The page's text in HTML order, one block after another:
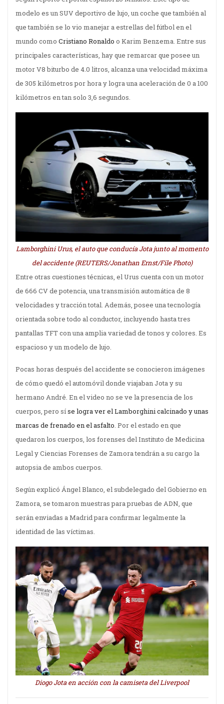
modelo es un SUV deportivo de lujo, un coche que también al
que también se lo vio manejar a estrellas del fútbol en el
mundo como Cristiano Ronaldo o Karim Benzema. Entre sus
principales características, hay que remarcar que posee un
motor V8 biturbo de 4.0 litros, alcanza una velocidad máxima
de 305 kilómetros por hora y logra una aceleración de 0 a 100
kilómetros en tan solo 3,6 segundos.
Lamborghini Urus, el auto que conducía Jota junto al momento
del accidente (REUTERS/Jonathan Ernst/File Photo)
Entre otras cuestiones técnicas, el Urus cuenta con un motor
de 666 CV de potencia, una transmisión automática de 8
velocidades y tracción total. Además, posee una tecnología
orientada sobre todo al conductor, incluyendo hasta tres
pantallas TFT con una amplia variedad de tonos y colores. Es
espacioso y un modelo de lujo.
Pocas horas después del accidente se conocieron imágenes
de cómo quedó el automóvil donde viajaban Jota y su
hermano André. En el video no se ve la presencia de los
cuerpos, pero síse logra ver el Lamborghini calcinado y unas
marcas de frenado en el asfalto . Por el estado en que
quedaron los cuerpos, los forenses del Instituto de Medicina
Legal y Ciencias Forenses de Zamora tendrán a su cargo la
autopsia de ambos cuerpos.
Según explicó Ángel Blanco, el subdelegado del Gobierno en
Zamora, se tomaron muestras para pruebas de ADN, que
serán enviadas a Madrid para confirmar legalmente la
identidad de las víctimas.
Diogo Jota en acción con la camiseta del Liverpool